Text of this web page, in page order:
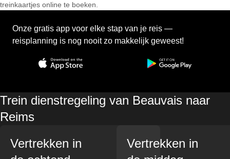
treinkaartjes online te boeken.
Onze gratis app voor elke stap van je reis —
reisplanning is nog nooit zo makkelijk geweest!
Trein dienstregeling van Beauvais naar
Reims
Vertrekken in
Vertrekken in